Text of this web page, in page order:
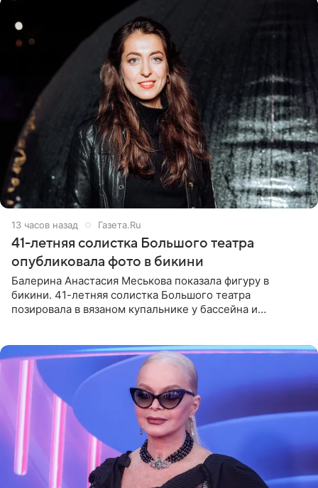
13 часов назад Газета.Ru
41-летняя солистка Большого театра
опубликовала фото в бикини
Балерина Анастасия Меськова показала фигуру в
бикини. 41-летняя солистка Большого театра
позировала в вязаном купальнике у бассейна и